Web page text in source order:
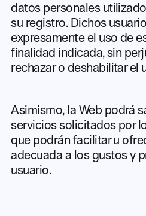
datos personales
su registro. Dichos
expresamente el uso de
finalidad indicada, sin
rechazar o deshabilitar el
Asimismo, la Web podrá
servicios solicitados por
que podrán facilitar u
adecuada a los gustos y
usuario.